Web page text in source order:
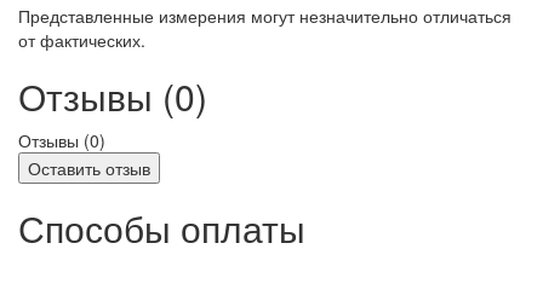
Представленные измерения могут незначительно отличаться
от фактических.
Отзывы (0)
Отзывы (0)
Оставить отзыв
Способы оплаты